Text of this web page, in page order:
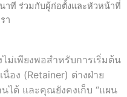
าที ร่วมกับผู้ก่อตั้งและหัวหน้าที่
า
ม่เพียงพอสำหรับการเริ่มต้น
นื่อง (Retainer) ต่างฝ่าย
ได้ และคุณยังคงเก็บ “แผน